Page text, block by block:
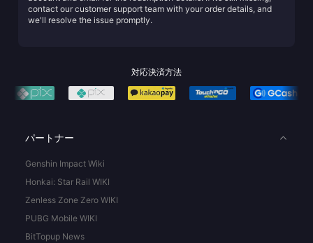
contact our customer support team with your order details, and
we'll resolve the issue promptly.
対応決済方法
パートナー
Genshin Impact Wiki
Honkai: Star Rail WIKI
Zenless Zone Zero WIKI
PUBG Mobile WIKI
BitTopup News